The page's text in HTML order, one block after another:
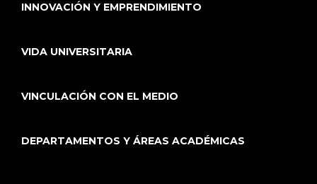
INNOVACIÓN Y EMPRENDIMIENTO
VIDA UNIVERSITARIA
VINCULACIÓN CON EL MEDIO
DEPARTAMENTOS Y ÁREAS ACADÉMICAS